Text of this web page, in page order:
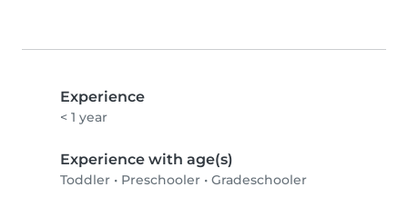
Experience
< 1 year
Experience with age(s)
Toddler • Preschooler • Gradeschooler